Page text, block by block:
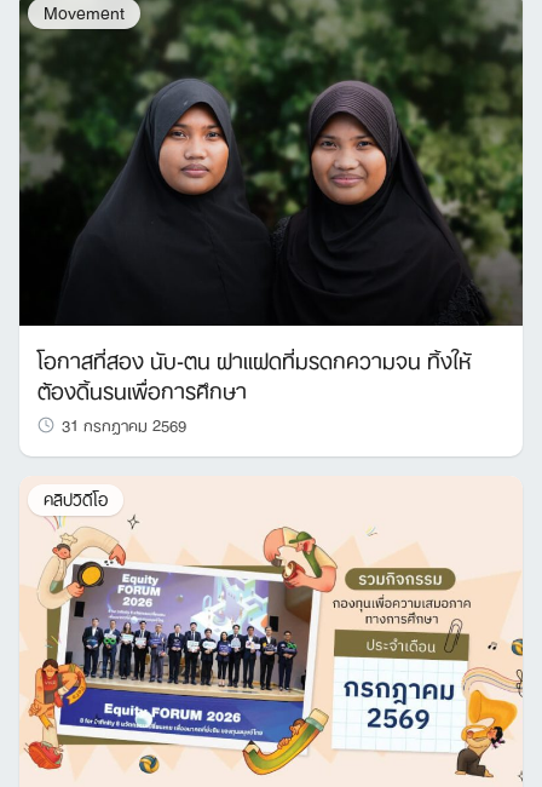
Movement
โอกาสที่สอง นับ-ตน ฝาแฝดที่มรดกความจน ทิ้งให้
ต้องดิ้นรนเพื่อการศึกษา
31 กรกฎาคม 2569
คลิปวิดีโอ